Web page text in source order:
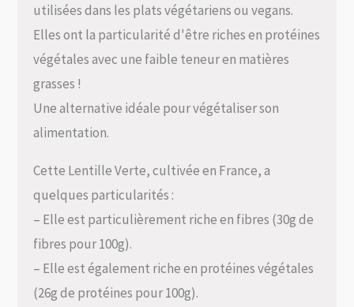
utilisées dans les plats végétariens ou vegans.
Elles ont la particularité d'être riches en protéines
végétales avec une faible teneur en matières
grasses !
Une alternative idéale pour végétaliser son
alimentation.
Cette Lentille Verte, cultivée en France, a
quelques particularités :
– Elle est particulièrement riche en fibres (30g de
fibres pour 100g).
– Elle est également riche en protéines végétales
(26g de protéines pour 100g).